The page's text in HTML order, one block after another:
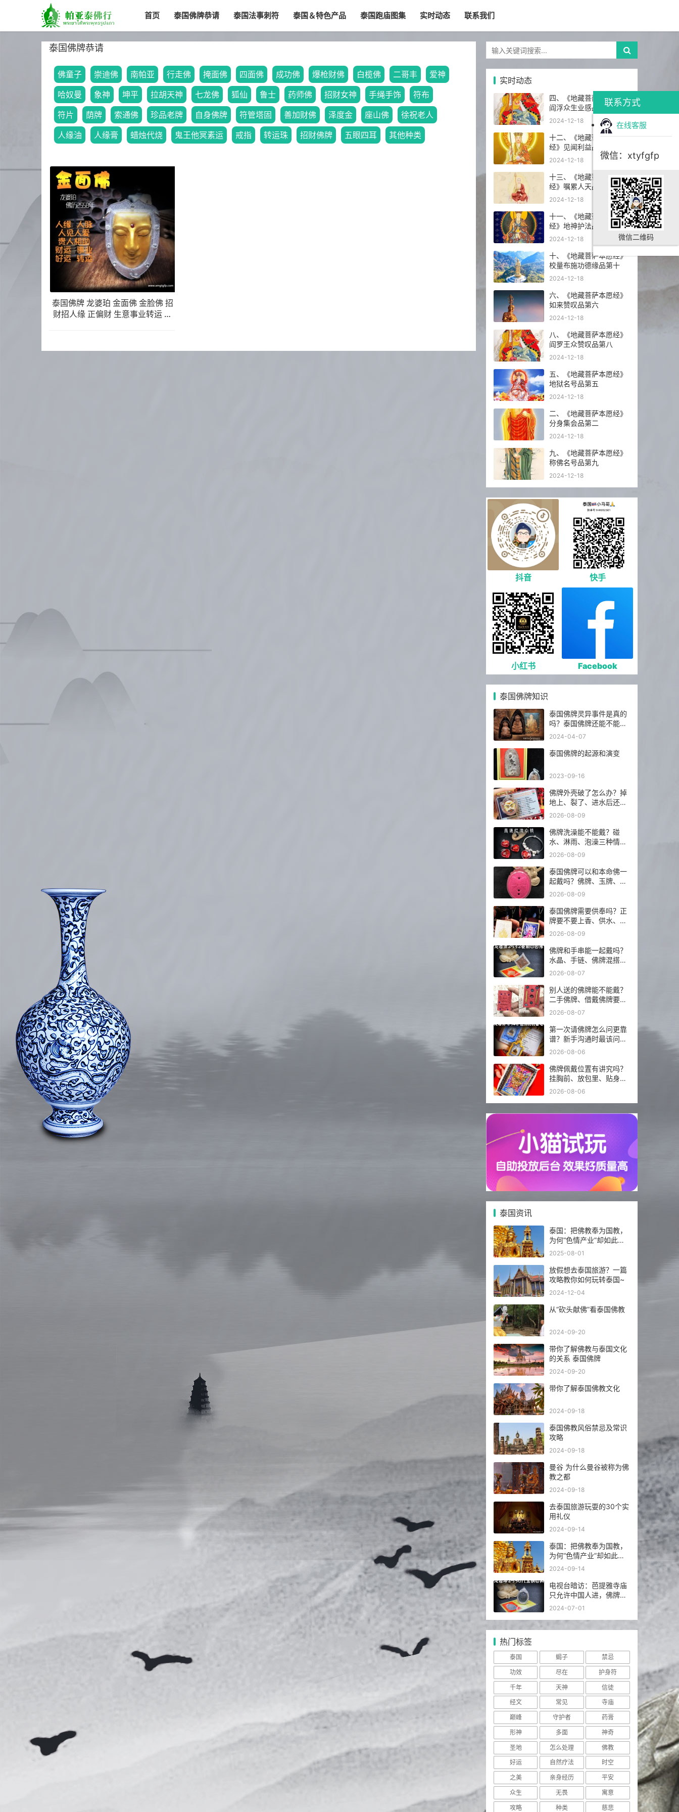
首页 泰国佛牌恭请 泰国法事刺符 泰国＆特色产品 泰国跑庙图集 实时动态 联系我们
泰国佛牌恭请
佛童子 崇迪佛 南帕亚 行走佛 掩面佛 四面佛 成功佛 爆枪财佛 白榄佛 二哥丰
爱神
哈奴曼
象神 坤平 拉胡天神 七龙佛 狐仙 鲁士 药师佛 招财女神 手绳手饰
符布
符片
荫牌 索通佛 珍品老牌 自身佛牌 符管塔固 善加财佛 泽度金 座山佛
徐祝老人
人缘油
人缘膏 蜡烛代烧 鬼王他冥素运 戒指 转运珠 招财佛牌 五眼四耳 其他种类
泰国佛牌 龙婆珀 金面佛 金脸佛 招
财招人缘 正偏财 生意事业转运 贵
实时动态
四、《地藏菩萨本愿经》
阎浮众生业感品第四
2024-12-18
十二、《地藏菩萨本愿
经》见闻利益品第十二
2024-12-18
十三、《地藏菩萨本愿
经》嘱累人天品第十三
2024-12-18
十一、《地藏菩萨本愿
经》地神护法品第十一
2024-12-18
十、《地藏菩萨本愿经》
校量布施功德缘品第十
2024-12-18
六、《地藏菩萨本愿经》
如来赞叹品第六
2024-12-18
八、《地藏菩萨本愿经》
阎罗王众赞叹品第八
2024-12-18
五、《地藏菩萨本愿经》
地狱名号品第五
2024-12-18
二、《地藏菩萨本愿经》
分身集会品第二
2024-12-18
九、《地藏菩萨本愿经》
称佛名号品第九
2024-12-18
抖音 快手
小红书 Facebook
泰国佛牌知识
泰国佛牌灵异事件是真的
吗？泰国佛牌还能不能
请？
2024-04-07
泰国佛牌的起源和演变
2023-09-16
佛牌外壳破了怎么办？掉
地上、裂了、进水后还能
不能继续戴？
2026-08-09
佛牌洗澡能不能戴？碰
水、淋雨、泡澡三种情况
分开说
2026-08-09
泰国佛牌可以和本命佛一
起戴吗？佛牌、玉牌、平
安符怎么搭更稳？
2026-08-09
泰国佛牌需要供奉吗？正
牌要不要上香、供水、摆
佛台一次讲明白
2026-08-09
佛牌和手串能一起戴吗？
水晶、手链、佛牌混搭前
先看这几点
2026-08-07
别人送的佛牌能不能戴？
二手佛牌、借戴佛牌要注
意什么
2026-08-07
第一次请佛牌怎么问更靠
谱？新手沟通时最该问的
5 个问题
2026-08-06
佛牌佩戴位置有讲究吗？
挂胸前、放包里、贴身戴
分别注意什么？
2026-08-06
泰国资讯
泰国：把佛教奉为国教，
为何“色情产业”却如此繁
荣发达？
2025-08-01
放假想去泰国旅游？一篇
攻略教你如何玩转泰国~
2024-12-04
从“砍头献佛”看泰国佛教
2024-09-20
带你了解佛教与泰国文化
的关系 泰国佛牌
2024-09-20
带你了解泰国佛教文化
2024-09-18
泰国佛教风俗禁忌及常识
攻略
2024-09-18
曼谷 为什么曼谷被称为佛
教之都
2024-09-18
去泰国旅游玩耍的30个实
用礼仪
2024-09-14
泰国：把佛教奉为国教，
为何“色情产业”却如此繁
荣发达？
2024-09-14
电视台暗访：芭提雅寺庙
只允许中国人进，佛牌高
于常价100多倍！
2024-07-01
热门标签
泰国 蝎子
禁忌
功效
尽在
护身符
千年
天神
信徒
经文
常见
寺庙
巅峰
守护者
药膏
形神
多面
神奇
圣地
怎么处理
佛教
好运
自然疗法
时空
之美
亲身经历
平安
众生
无畏
寓意
攻略
种类 慈悲
联系方式
在线客服
微信：xtyfgfp
微信二维码